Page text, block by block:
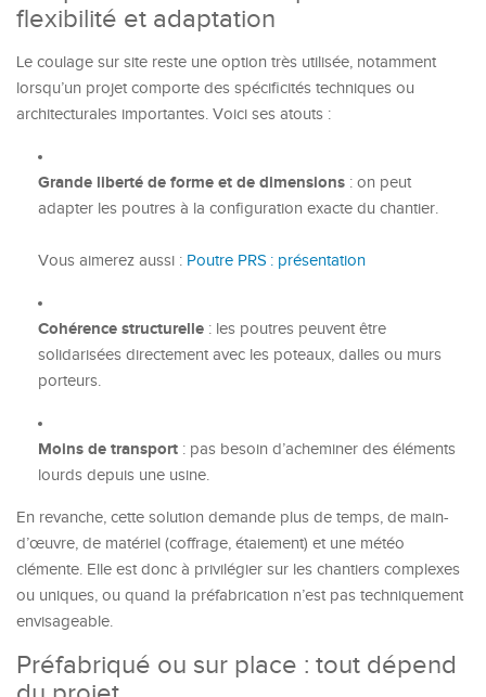
flexibilité et adaptation
Le coulage sur site reste une option très utilisée, notamment
lorsqu’un projet comporte des spécificités techniques ou
architecturales importantes. Voici ses atouts :
Grande liberté de forme et de dimensions : on peut
adapter les poutres à la configuration exacte du chantier.
Vous aimerez aussi : Poutre PRS : présentation
Cohérence structurelle : les poutres peuvent être
solidarisées directement avec les poteaux, dalles ou murs
porteurs.
Moins de transport : pas besoin d’acheminer des éléments
lourds depuis une usine.
En revanche, cette solution demande plus de temps, de main-
d’œuvre, de matériel (coffrage, étaiement) et une météo
clémente. Elle est donc à privilégier sur les chantiers complexes
ou uniques, ou quand la préfabrication n’est pas techniquement
envisageable.
Préfabriqué ou sur place : tout dépend